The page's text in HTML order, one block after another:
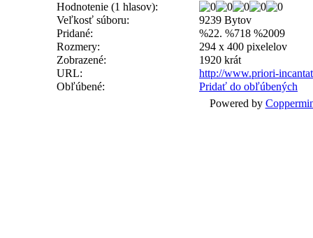
Hodnotenie (1 hlasov):
Veľkosť súboru:
9239 Bytov
Pridané:
%22. %718 %2009
Rozmery:
294 x 400 pixelelov
Zobrazené:
1920 krát
URL:
http://www.priori-
Obľúbené:
Pridať do obľúbených
Powered by